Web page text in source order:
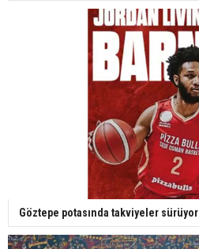
Göztepe potasında takviyeler sürüyor